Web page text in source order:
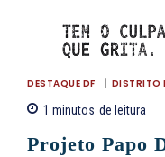
DESTAQUE DF DISTRITO
1 minutos de leitura
Projeto Papo